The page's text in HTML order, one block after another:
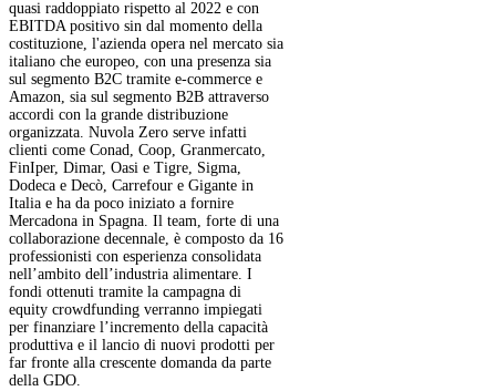
quasi raddoppiato rispetto al 2022 e con
EBITDA positivo sin dal momento della
costituzione, l'azienda opera nel mercato sia
italiano che europeo, con una presenza sia
sul segmento B2C tramite e-commerce e
Amazon, sia sul segmento B2B attraverso
accordi con la grande distribuzione
organizzata. Nuvola Zero serve infatti
clienti come Conad, Coop, Granmercato,
FinIper, Dimar, Oasi e Tigre, Sigma,
Dodeca e Decò, Carrefour e Gigante in
Italia e ha da poco iniziato a fornire
Mercadona in Spagna. Il team, forte di una
collaborazione decennale, è composto da 16
professionisti con esperienza consolidata
nell’ambito dell’industria alimentare. I
fondi ottenuti tramite la campagna di
equity crowdfunding verranno impiegati
per finanziare l’incremento della capacità
produttiva e il lancio di nuovi prodotti per
far fronte alla crescente domanda da parte
della GDO.